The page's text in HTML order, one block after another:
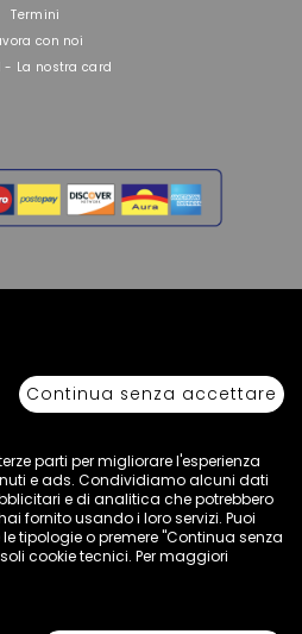
Termini
con noi
- La nostra card
parziale.
Italia | P.IVA 01222400598 • N° REA LT -
77855
Continua senza accettare
parti per migliorare l'esperienza
e ads. Condividiamo alcuni dati
e di analitica che potrebbero
fornito usando i loro servizi. Puoi
tipologie o premere "Continua senza
cookie tecnici. Per maggiori